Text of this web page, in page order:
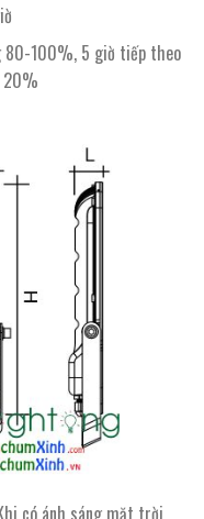
80-100%, 5 giờ tiếp theo
20%
có ánh sáng mặt trời